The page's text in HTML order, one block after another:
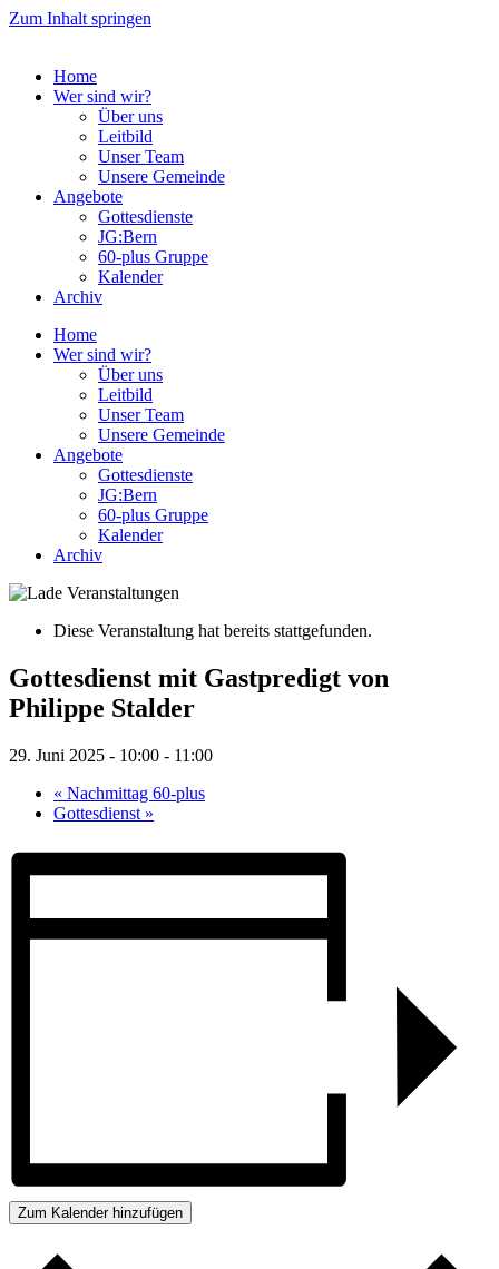
Zum Inhalt springen
Home
Wer sind wir?
Über uns
Leitbild
Unser Team
Unsere Gemeinde
Angebote
Gottesdienste
JG:Bern
60-plus Gruppe
Kalender
Archiv
Home
Wer sind wir?
Über uns
Leitbild
Unser Team
Unsere Gemeinde
Angebote
Gottesdienste
JG:Bern
60-plus Gruppe
Kalender
Archiv
Diese Veranstaltung hat bereits stattgefunden.
Gottesdienst mit Gastpredigt von
Philippe Stalder
29. Juni 2025 - 10:00 - 11:00
« Nachmittag 60-plus
Gottesdienst »
Zum Kalender hinzufügen